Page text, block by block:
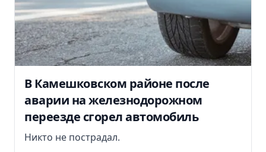
В Камешковском районе после
аварии на железнодорожном
переезде сгорел автомобиль
Никто не пострадал.